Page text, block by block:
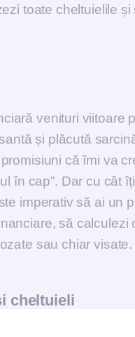
toate cheltuielile
venituri viitoare
și plăcută
că îmi va
în cap”. Dar cu cât
imperativ să ai un
să calculezi
sau chiar visate.
cheltuieli
de sănătate